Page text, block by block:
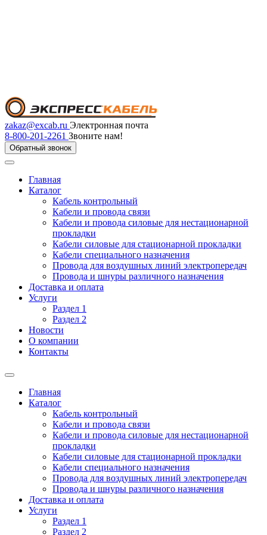
zakaz@excab.ru Электронная почта
8-800-201-2261 Звоните нам!
Обратный звонок
Главная
Каталог
Кабель контрольный
Кабели и провода связи
Кабели и провода силовые для нестационарной
прокладки
Кабели силовые для стационарной прокладки
Кабели специального назначения
Провода для воздушных линий электропередач
Провода и шнуры различного назначения
Доставка и оплата
Услуги
Раздел 1
Раздел 2
Новости
О компании
Контакты
Главная
Каталог
Кабель контрольный
Кабели и провода связи
Кабели и провода силовые для нестационарной
прокладки
Кабели силовые для стационарной прокладки
Кабели специального назначения
Провода для воздушных линий электропередач
Провода и шнуры различного назначения
Доставка и оплата
Услуги
Раздел 1
Раздел 2